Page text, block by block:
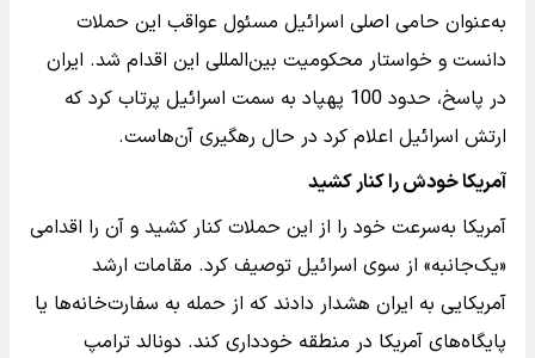
به‌عنوان حامی اصلی اسرائیل مسئول عواقب این حملات
دانست و خواستار محکومیت بین‌المللی این اقدام شد. ایران
در پاسخ، حدود 100 پهپاد به سمت اسرائیل پرتاب کرد که
ارتش اسرائیل اعلام کرد در حال رهگیری آن‌هاست.
آمریکا خودش را کنار کشید
آمریکا به‌سرعت خود را از این حملات کنار کشید و آن را اقدامی
«یک‌جانبه» از سوی اسرائیل توصیف کرد. مقامات ارشد
آمریکایی به ایران هشدار دادند که از حمله به سفارت‌خانه‌ها یا
پایگاه‌های آمریکا در منطقه خودداری کند. دونالد ترامپ